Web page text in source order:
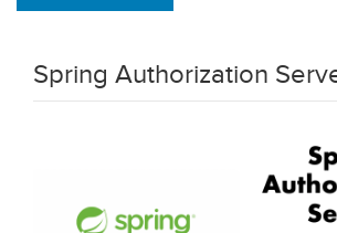
Spring Authorization